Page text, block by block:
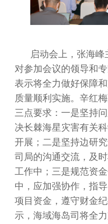
启动会上，张海
对参加会议的领导和
表示将全力做好保障
质量顺利实施。辛红
三点要求：一是坚持
决长棘海星灾害有关
开展；二是坚持边研
司局的沟通交流，及
工作中；三是规范资
中，应加强协作，指
项目资金，遵守财金
示，海域海岛司将全